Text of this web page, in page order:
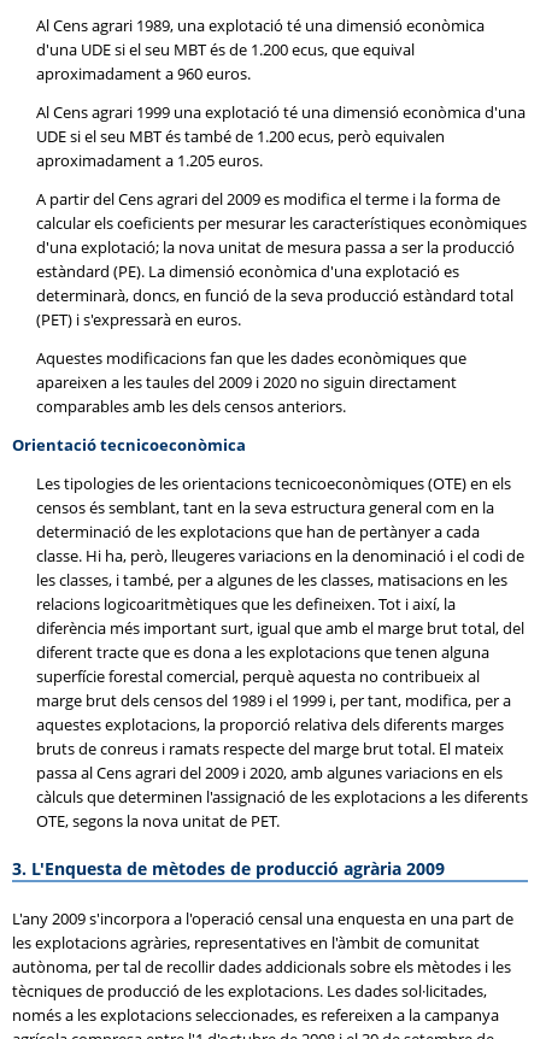
Al Cens agrari 1989, una explotació té una dimensió econòmica
d'una UDE si el seu MBT és de 1.200 ecus, que equival
aproximadament a 960 euros.
Al Cens agrari 1999 una explotació té una dimensió econòmica d'una
UDE si el seu MBT és també de 1.200 ecus, però equivalen
aproximadament a 1.205 euros.
A partir del Cens agrari del 2009 es modifica el terme i la forma de
calcular els coeficients per mesurar les característiques econòmiques
d'una explotació; la nova unitat de mesura passa a ser la producció
estàndard (PE). La dimensió econòmica d'una explotació es
determinarà, doncs, en funció de la seva producció estàndard total
(PET) i s'expressarà en euros.
Aquestes modificacions fan que les dades econòmiques que
apareixen a les taules del 2009 i 2020 no siguin directament
comparables amb les dels censos anteriors.
Orientació tecnicoeconòmica
Les tipologies de les orientacions tecnicoeconòmiques (OTE) en els
censos és semblant, tant en la seva estructura general com en la
determinació de les explotacions que han de pertànyer a cada
classe. Hi ha, però, lleugeres variacions en la denominació i el codi de
les classes, i també, per a algunes de les classes, matisacions en les
relacions logicoaritmètiques que les defineixen. Tot i així, la
diferència més important surt, igual que amb el marge brut total, del
diferent tracte que es dona a les explotacions que tenen alguna
superfície forestal comercial, perquè aquesta no contribueix al
marge brut dels censos del 1989 i el 1999 i, per tant, modifica, per a
aquestes explotacions, la proporció relativa dels diferents marges
bruts de conreus i ramats respecte del marge brut total. El mateix
passa al Cens agrari del 2009 i 2020, amb algunes variacions en els
càlculs que determinen l'assignació de les explotacions a les diferents
OTE, segons la nova unitat de PET.
3. L'Enquesta de mètodes de producció agrària 2009
L'any 2009 s'incorpora a l'operació censal una enquesta en una part de
les explotacions agràries, representatives en l'àmbit de comunitat
autònoma, per tal de recollir dades addicionals sobre els mètodes i les
tècniques de producció de les explotacions. Les dades sol·licitades,
només a les explotacions seleccionades, es refereixen a la campanya